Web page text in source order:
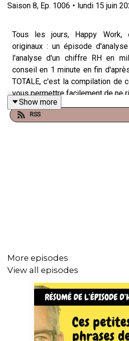
Saison 8, Ep. 1006 • lundi 15 juin
Tous les jours, Happy
originaux : un épisode
l'analyse d'un chiffre RH en
conseil en 1 minute en fin
TOTALE, c'est la compilation de
vous permettre facilement de ne
DÉCOUVREZ MON AUTRE
Développement personnel &
bio.to/oYwOeE
00:00 Introduction
Show more
RSS
More episodes
View all episodes